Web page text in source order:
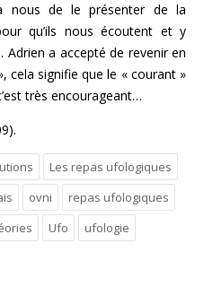
nous de le présenter de la
qu’ils nous écoutent et y
a accepté de revenir en
cela signifie que le « courant »
très encourageant…
Les repas ufologiques
ovni
repas ufologiques
Ufo ufologie